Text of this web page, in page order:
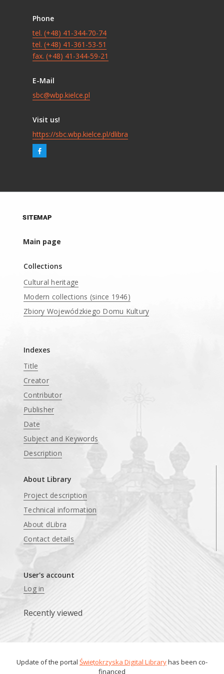
Phone
tel. (+48) 41-344-70-74
tel. (+48) 41-361-53-51
fax. (+48) 41-344-59-21
E-Mail
sbc@wbp.kielce.pl
Visit us!
https://sbc.wbp.kielce.pl/dlibra
SITEMAP
Main page
Collections
Cultural heritage
Modern collections (since 1946)
Zbiory Wojewódzkiego Domu Kultury
Indexes
Title
Creator
Contributor
Publisher
Date
Subject and Keywords
Description
About Library
Project description
Technical information
About dLibra
Contact details
User's account
Log in
Recently viewed
Update of the portal Świętokrzyska Digital Libraryhas been co-
financed